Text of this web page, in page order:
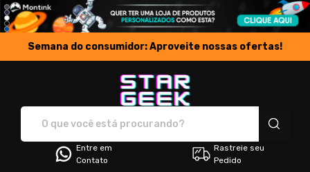
Semana do consumidor: Aproveite nossas ofertas!
Star Geek - Camisetas e
Entre em
Contato
Rastreie seu
Pedido